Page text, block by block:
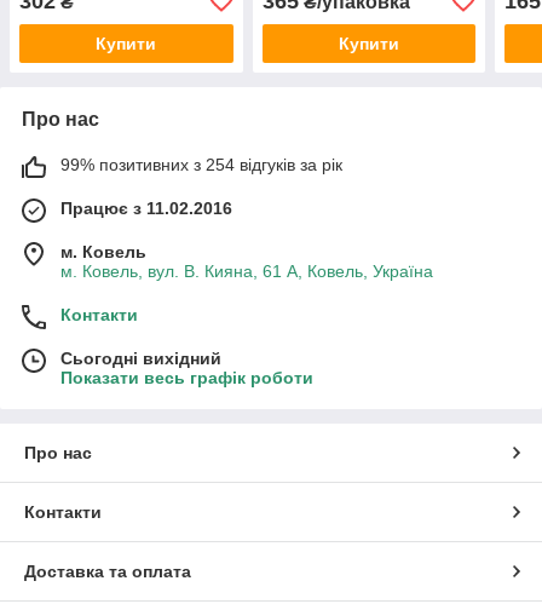
Купити Купити
Про нас
99% позитивних з 254 відгуків за рік
Працює з 11.02.2016
м. Ковель
м. Ковель, вул. В. Кияна, 61 А, Ковель, Україна
Контакти
Сьогодні вихідний
Показати весь графік роботи
Про нас
Контакти
Доставка та оплата